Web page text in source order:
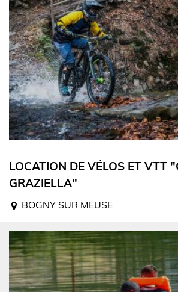
LOCATION DE VÉLOS ET VTT
GRAZIELLA"
BOGNY SUR MEUSE